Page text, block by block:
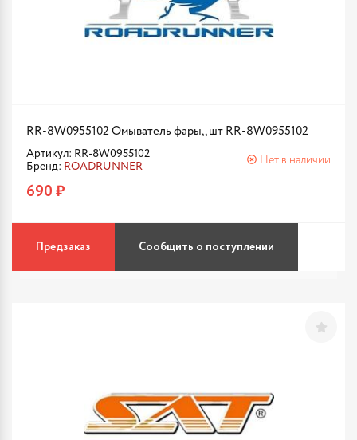
RR-8W0955102 Омыватель фары, , шт RR-8W0955102
Артикул: RR-8W0955102
Бренд: ROADRUNNER
Нет в наличии
690 ₽
Предзаказ Сообщить о поступлении